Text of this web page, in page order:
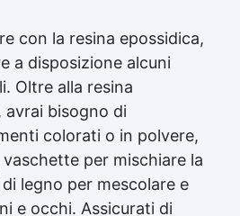
con la resina epossidica,
a disposizione alcuni
Oltre alla resina
avrai bisogno di
colorati o in polvere,
vaschette per mischiare la
legno per mescolare e
e occhi. Assicurati di